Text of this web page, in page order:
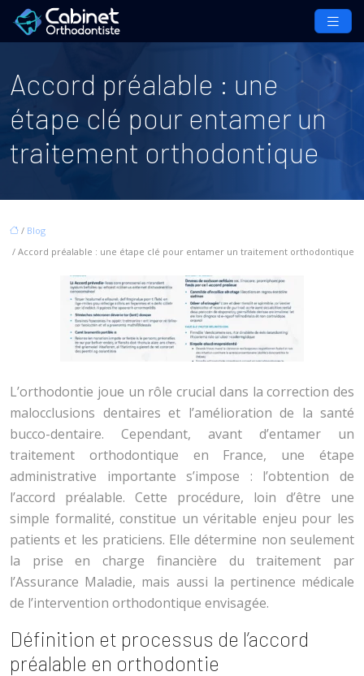
Accord préalable : une
étape clé pour entamer un
traitement orthodontique
/ Blog
/ Accord préalable : une étape clé pour entamer un traitement orthodontique
L’orthodontie joue un rôle crucial dans la correction des
malocclusions dentaires et l’amélioration de la santé
bucco-dentaire. Cependant, avant d’entamer un
traitement orthodontique en France, une étape
administrative importante s’impose : l’obtention de
l’accord préalable. Cette procédure, loin d’être une
simple formalité, constitue un véritable enjeu pour les
patients et les praticiens. Elle détermine non seulement
la prise en charge financière du traitement par
l’Assurance Maladie, mais aussi la pertinence médicale
de l’intervention orthodontique envisagée.
Définition et processus de l’accord
préalable en orthodontie